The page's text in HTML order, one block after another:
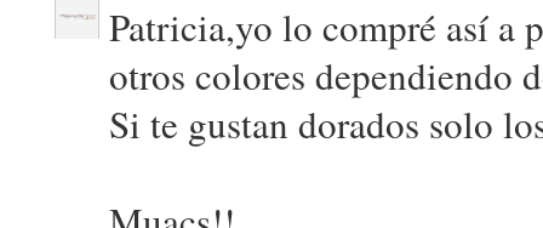
Patricia,yo lo compré así a
otros colores dependiendo
Si te gustan dorados solo